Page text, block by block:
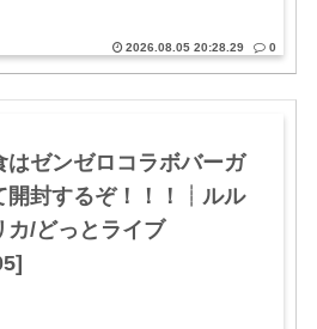
2026.08.05 20:28.29 0
ゼンゼロコラボバーガ
開封するぞ！！！┊ルル
カ/どっとライブ